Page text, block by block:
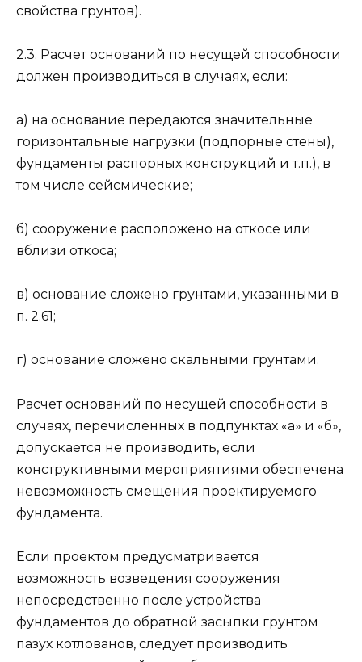
свойства грунтов).
2.3. Расчет оснований по несущей способности
должен производиться в случаях, если:
а) на основание передаются значительные
горизонтальные нагрузки (подпорные стены),
фундаменты распорных конструкций и т.п.), в
том числе сейсмические;
б) сооружение расположено на откосе или
вблизи откоса;
в) основание сложено грунтами, указанными в
п. 2.61;
г) основание сложено скальными грунтами.
Расчет оснований по несущей способности в
случаях, перечисленных в подпунктах «а» и «б»,
допускается не производить, если
конструктивными мероприятиями обеспечена
невозможность смещения проектируемого
фундамента.
Если проектом предусматривается
возможность возведения сооружения
непосредственно после устройства
фундаментов до обратной засыпки грунтом
пазух котлованов, следует производить